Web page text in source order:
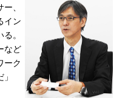
、
イン
。
など
ーク